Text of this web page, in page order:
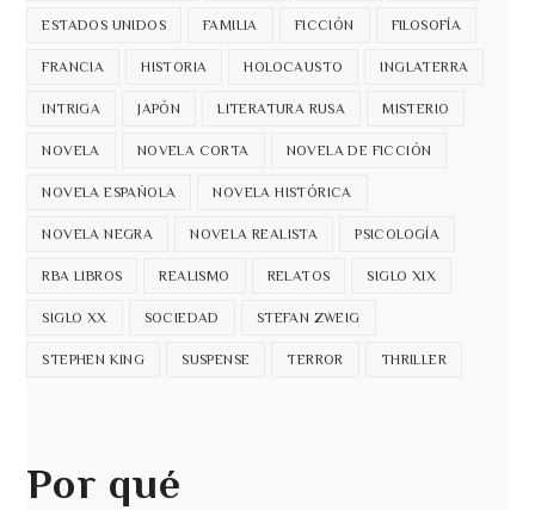
ESTADOS UNIDOS FAMILIA FICCIÓN FILOSOFÍA
FRANCIA HISTORIA HOLOCAUSTO INGLATERRA
INTRIGA JAPÓN LITERATURA RUSA MISTERIO
NOVELA NOVELA CORTA NOVELA DE FICCIÓN
NOVELA ESPAÑOLA NOVELA HISTÓRICA
NOVELA NEGRA NOVELA REALISTA PSICOLOGÍA
RBA LIBROS REALISMO RELATOS SIGLO XIX
SIGLO XX SOCIEDAD STEFAN ZWEIG
STEPHEN KING SUSPENSE TERROR THRILLER
Por qué